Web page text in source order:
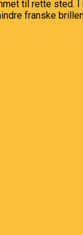
til rette
franske